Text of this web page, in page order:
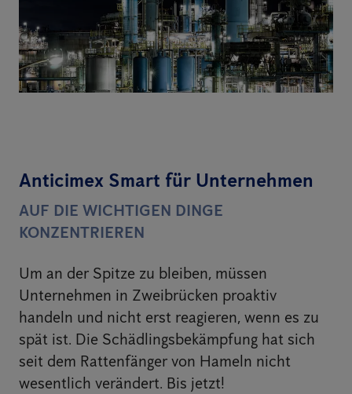
Anticimex Smart für Unternehmen
AUF DIE WICHTIGEN DINGE
KONZENTRIEREN
Um an der Spitze zu bleiben, müssen
Unternehmen in Zweibrücken proaktiv
handeln und nicht erst reagieren, wenn es zu
spät ist. Die Schädlingsbekämpfung hat sich
seit dem Rattenfänger von Hameln nicht
wesentlich verändert. Bis jetzt!